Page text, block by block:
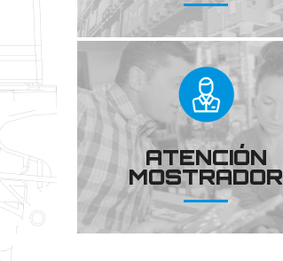
ATENCIÓN
MOSTRADOR